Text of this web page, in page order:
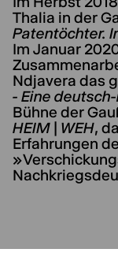
Thalia in der
Patentöchter.
Im Januar
Ndjavera das
- Eine
Bühne der
HEIM | WEH,
Erfahrungen